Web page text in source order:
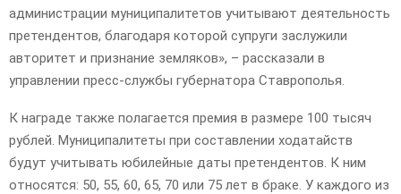
администрации муниципалитетов учитывают деятельность
претендентов, благодаря которой супруги заслужили
авторитет и признание земляков», – рассказали в
управлении пресс-службы губернатора Ставрополья.
К награде также полагается премия в размере 100 тысяч
рублей. Муниципалитеты при составлении ходатайств
будут учитывать юбилейные даты претендентов. К ним
относятся: 50, 55, 60, 65, 70 или 75 лет в браке. У каждого из